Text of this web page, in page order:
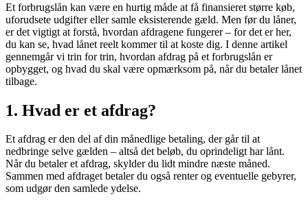
Et forbrugslån kan være en hurtig måde at få finansieret større køb,
uforudsete udgifter eller samle eksisterende gæld. Men før du låner,
er det vigtigt at forstå, hvordan afdragene fungerer – for det er her,
du kan se, hvad lånet reelt kommer til at koste dig. I denne artikel
gennemgår vi trin for trin, hvordan afdrag på et forbrugslån er
opbygget, og hvad du skal være opmærksom på, når du betaler lånet
tilbage.
1. Hvad er et afdrag?
Et afdrag er den del af din månedlige betaling, der går til at
nedbringe selve gælden – altså det beløb, du oprindeligt har lånt.
Når du betaler et afdrag, skylder du lidt mindre næste måned.
Sammen med afdraget betaler du også renter og eventuelle gebyrer,
som udgør den samlede ydelse.